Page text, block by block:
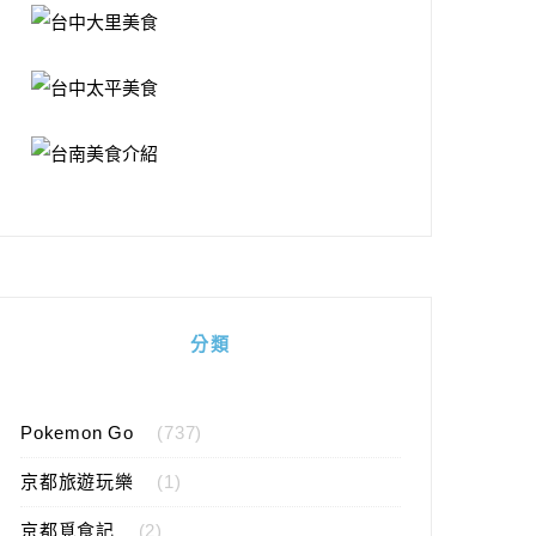
分類
Pokemon Go (737)
京都旅遊玩樂 (1)
京都覓食記 (2)